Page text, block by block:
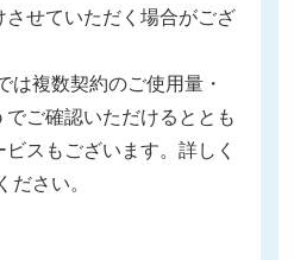
せていただく場合がござ
複数契約のご使用量・
ご確認いただけるととも
スもございます。詳しく
さい。